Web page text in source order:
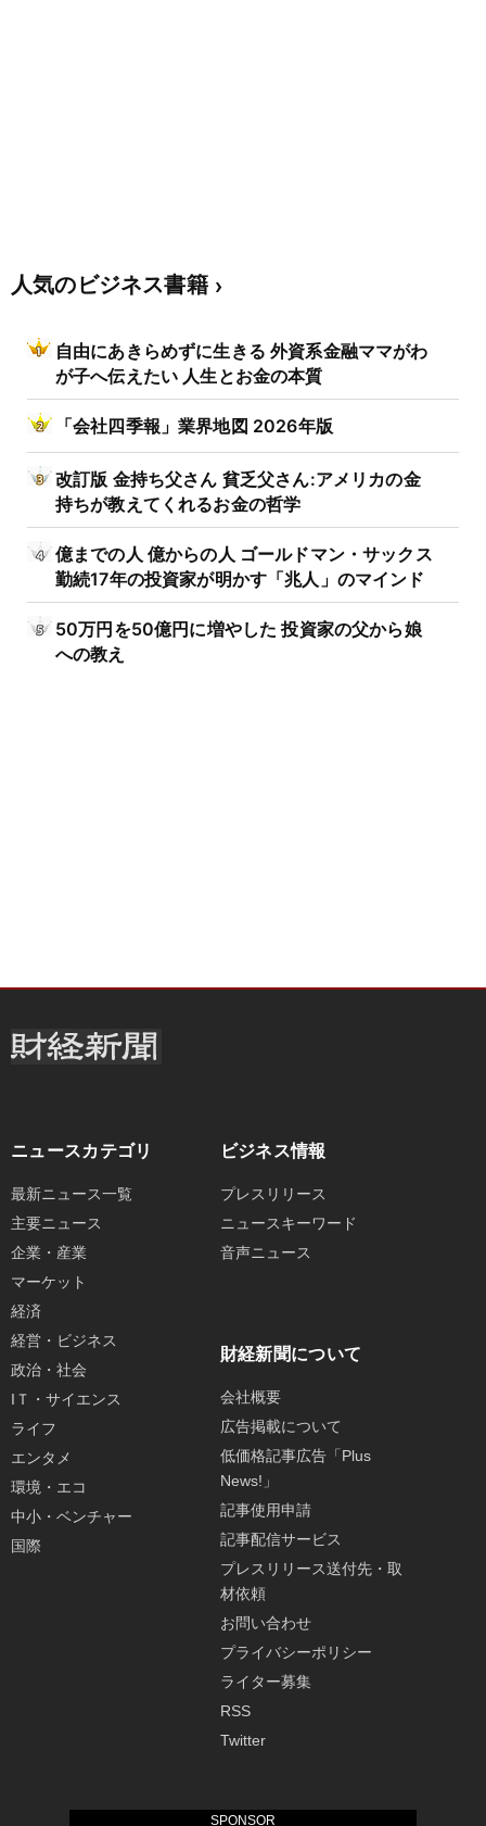
SPONSOR
人気のビジネス書籍
自由にあきらめずに生きる 外資系金融ママがわ
が子へ伝えたい 人生とお金の本質
「会社四季報」業界地図 2026年版
改訂版 金持ち父さん 貧乏父さん:アメリカの金
持ちが教えてくれるお金の哲学
億までの人 億からの人 ゴールドマン・サックス
勤続17年の投資家が明かす「兆人」のマインド
50万円を50億円に増やした 投資家の父から娘
への教え
ニュースカテゴリ
最新ニュース一覧
主要ニュース
企業・産業
マーケット
経済
経営・ビジネス
政治・社会
IＴ・サイエンス
ライフ
エンタメ
環境・エコ
中小・ベンチャー
国際
ビジネス情報
プレスリリース
ニュースキーワード
音声ニュース
財経新聞について
会社概要
広告掲載について
低価格記事広告「Plus
News!」
記事使用申請
記事配信サービス
プレスリリース送付先・取
材依頼
お問い合わせ
プライバシーポリシー
ライター募集
RSS
Twitter